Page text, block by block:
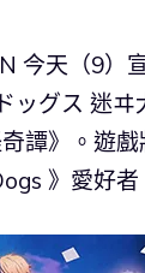
今天（9）
ッグス 迷
譚》。遊
》愛好者